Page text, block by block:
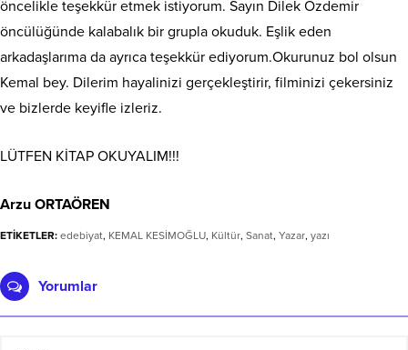
öncelikle teşekkür etmek istiyorum. Sayın Dilek Özdemir
öncülüğünde kalabalık bir grupla okuduk. Eşlik eden
arkadaşlarıma da ayrıca teşekkür ediyorum.Okurunuz bol olsun
Kemal bey. Dilerim hayalinizi gerçekleştirir, filminizi çekersiniz
ve bizlerde keyifle izleriz.
LÜTFEN KİTAP OKUYALIM!!!
Arzu ORTAÖREN
ETİKETLER: edebiyat, KEMAL KESİMOĞLU, Kültür, Sanat, Yazar, yazı
Yorumlar